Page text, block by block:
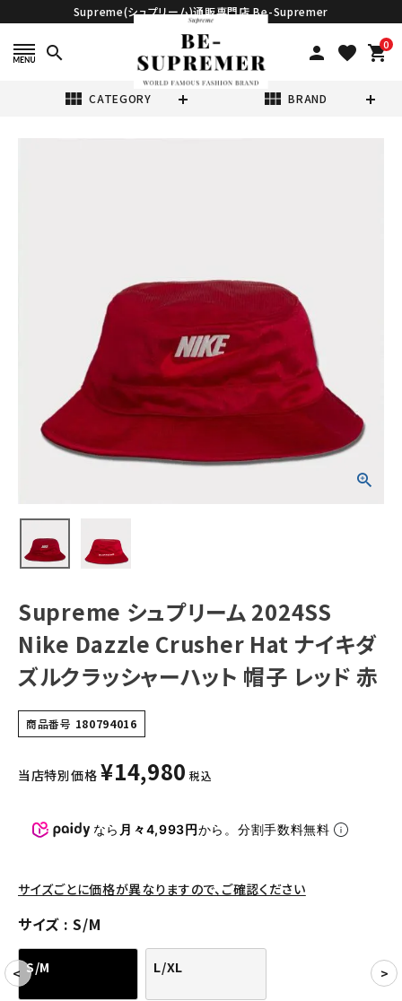
Supreme(シュプリーム)通販専門店 Be-Supremer
search person favorite 0
shopping_cart
view_module CATEGORY view_module BRAND
Crusher Hat ナ
イキダズルクラッ
シャーハット 帽子
レッド 赤
(税込)
NEW ITEMS
Tシャツ・ロングスリーブ
パーカー・トレーナー
キャップ・ハット
ニット帽・ビーニー
その他バッグ類
スニーカー・ブーツ
COLLABORATION BRAND
SEASON
CONTENTS
Supreme シュプリーム 2024SS
Nike Dazzle Crusher Hat ナイキダ
ズルクラッシャーハット 帽子 レッド 赤
商品番号 180794016
当店特別価格 ¥14,980 税込
なら 月々4,993円から。分割手数料無料
サイズごとに価格が異なりますので、ご確認ください
サイズ S/M
S/M L/XL